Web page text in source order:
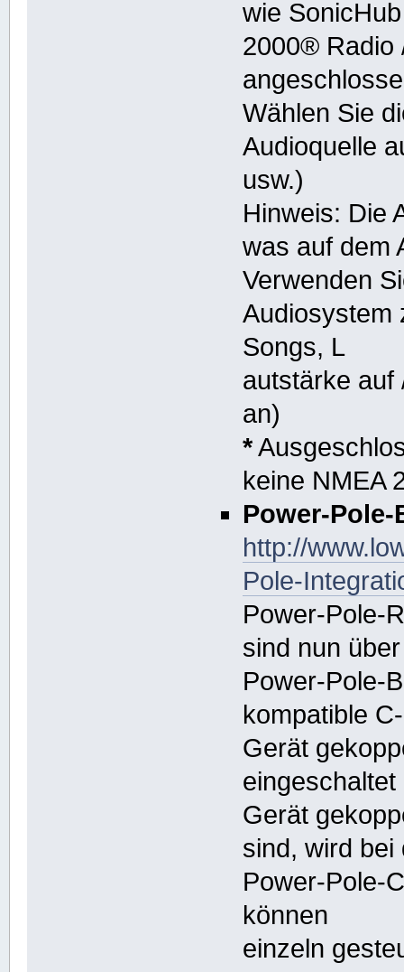
wie
2000®
Wählen Sie
Audioquelle
usw.)
Hinweis: Die
was auf dem
Verwenden
Audiosystem
Songs, L
autstärke auf
an)
*
keine NMEA
Power-
http://
Pole-
Power-Pole-
sind nun
Power-Pole-
kompatible
Gerät
Gerät
sind, wird bei
Power-Pole-
können
einzeln